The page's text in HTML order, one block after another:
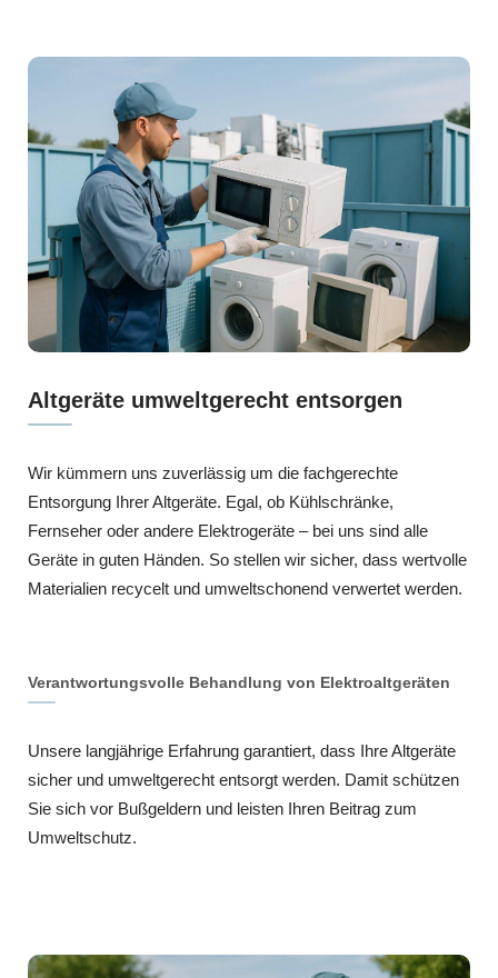
Altgeräte umweltgerecht entsorgen
Wir kümmern uns zuverlässig um die fachgerechte
Entsorgung Ihrer Altgeräte. Egal, ob Kühlschränke,
Fernseher oder andere Elektrogeräte – bei uns sind alle
Geräte in guten Händen. So stellen wir sicher, dass wertvolle
Materialien recycelt und umweltschonend verwertet werden.
Verantwortungsvolle Behandlung von Elektroaltgeräten
Unsere langjährige Erfahrung garantiert, dass Ihre Altgeräte
sicher und umweltgerecht entsorgt werden. Damit schützen
Sie sich vor Bußgeldern und leisten Ihren Beitrag zum
Umweltschutz.